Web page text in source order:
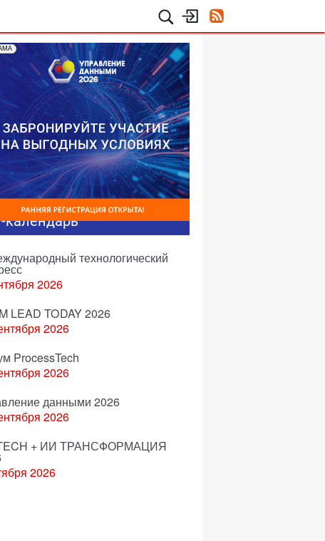
календарь
технологический
2026
LEAD TODAY 2026
2026
ProcessTech
2026
данными 2026
2026
+ ИИ ТРАНСФОРМАЦИЯ
2026